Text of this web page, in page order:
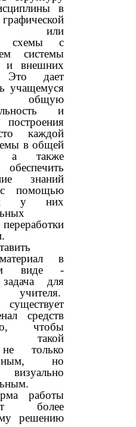
в
или
схемы с
системы
и внешних
дает
учащемуся
общую
и
каждой
в общей
а также
знаний
помощью
у них
в
виде -
для
средств
чтобы
такой
только
но
работы
более
решению